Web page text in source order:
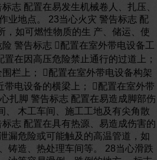
志 配置在易发生机械卷人、扎压、
业地点。 23当心火灾 警告标志 配
，如可燃性物质的生 产、储运、使
警告标志 配置在室外带电设备工
在因高压危险禁止通行的过道上；
栏上； 配置在室外带电设备构架
带电设备的横梁上； 配置在室外带
扎脚 警告标志 配置在易造成脚部伤
、 木工车间、施工工地及有尖角散
志 配置在具有热源、易造成伤害的
漏危险或可能触及的高温管道，如
铸造、热处理车间等。 28当心滑跌